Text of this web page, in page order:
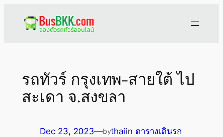
รถทัวร์ กรุงเทพ-สายใต้ ไป
สะเดา จ.สงขลา
Dec 23, 2023—bythaiin ตารางเดินรถ